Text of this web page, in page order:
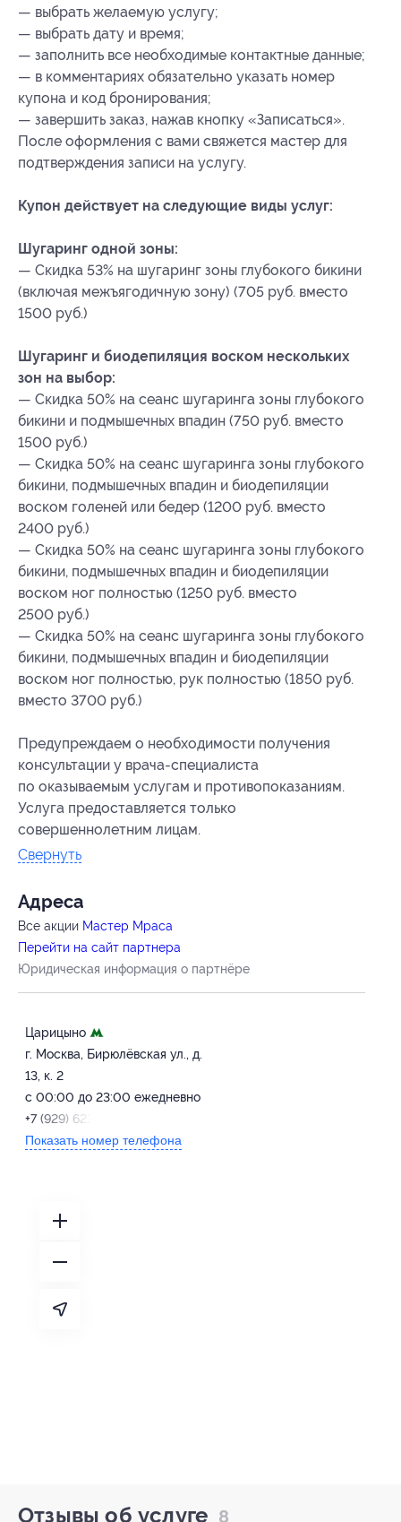
—⁠ ⁠выбрать желаемую услугу;
—⁠ ⁠выбрать дату и время;
—⁠ ⁠заполнить все необходимые контактные данные;
—⁠ ⁠в комментариях обязательно указать номер
купона и код бронирования;
—⁠ ⁠завершить заказ, нажав кнопку «Записаться».
После оформления с вами свяжется мастер для
подтверждения записи на услугу.
Купон действует на следующие виды услуг:
Шугаринг одной зоны:
— Скидка 53% на шугаринг зоны глубокого бикини
(включая межъягодичную зону) (705 руб. вместо
1500 руб.)
Шугаринг и биодепиляция воском нескольких
зон на выбор:
— Скидка 50% на сеанс шугаринга зоны глубокого
бикини и подмышечных впадин (750 руб. вместо
1500 руб.)
— Скидка 50% на сеанс шугаринга зоны глубокого
бикини, подмышечных впадин и биодепиляции
воском голеней или бедер (1200 руб. вместо
2400 руб.)
— Скидка 50% на сеанс шугаринга зоны глубокого
бикини, подмышечных впадин и биодепиляции
воском ног полностью (1250 руб. вместо
2500 руб.)
— Скидка 50% на сеанс шугаринга зоны глубокого
бикини, подмышечных впадин и биодепиляции
воском ног полностью, рук полностью (1850 руб.
вместо 3700 руб.)
Предупреждаем о необходимости получения
консультации у врача-специалиста
по оказываемым услугам и противопоказаниям.
Услуга предоставляется только
совершеннолетним лицам.
Свернуть
Адресa
Все акции Мастер Мраса
Перейти на сайт партнера
Юридическая информация о партнёре
Царицыно
г. Москва, Бирюлёвская ул., д.
13, к. 2
с 00:00 до 23:00 ежедневно
+7 (929) 623-71-11
Показать номер телефона
Отзывы об услуге 8